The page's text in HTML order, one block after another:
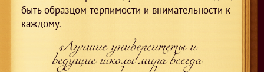
быть образцом терпимости и внимательности к
каждому.
«Лучшие университеты и
ведущие школы мира всегда